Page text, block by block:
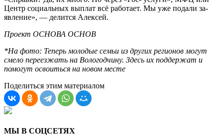
Центр социальных выплат всё работает. Мы уже подали за­
явление», — делится Алексей.
Проект ОСНОВА ОСНОВ
*На фото: Теперь молодые семьи из других регионов могут
смело переезжать на Вологодчину. Здесь их поддержат и
помогут освоиться на новом месте
Поделиться этим материалом
МЫ В СОЦСЕТЯХ